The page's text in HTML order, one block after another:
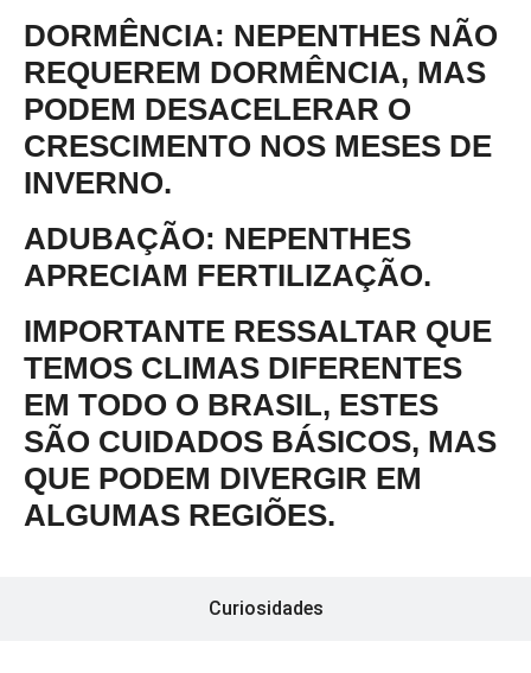
Curiosidades
DORMÊNCIA: NEPENTHES NÃO
REQUEREM DORMÊNCIA, MAS
PODEM DESACELERAR O
CRESCIMENTO NOS MESES DE
INVERNO.
ADUBAÇÃO: NEPENTHES
APRECIAM FERTILIZAÇÃO.
IMPORTANTE RESSALTAR QUE
TEMOS CLIMAS DIFERENTES
EM TODO O BRASIL, ESTES
SÃO CUIDADOS BÁSICOS, MAS
QUE PODEM DIVERGIR EM
ALGUMAS REGIÕES.